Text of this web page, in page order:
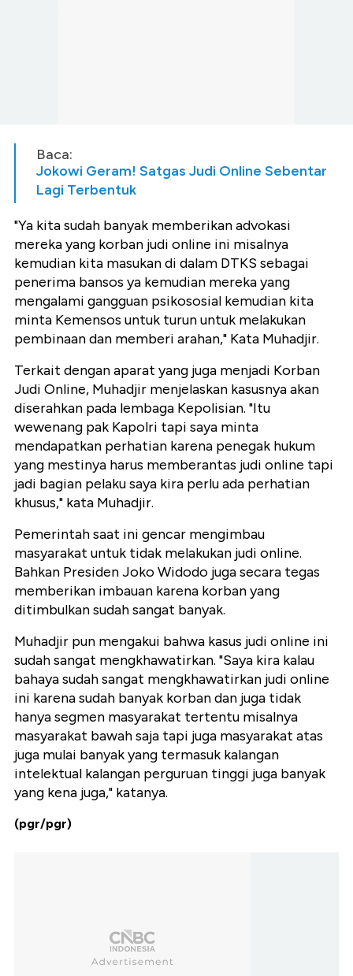
Baca:
Jokowi Geram! Satgas Judi Online Sebentar
Lagi Terbentuk
"Ya kita sudah banyak memberikan advokasi
mereka yang korban judi online ini misalnya
kemudian kita masukan di dalam DTKS sebagai
penerima bansos ya kemudian mereka yang
mengalami gangguan psikososial kemudian kita
minta Kemensos untuk turun untuk melakukan
pembinaan dan memberi arahan," Kata Muhadjir.
Terkait dengan aparat yang juga menjadi Korban
Judi Online, Muhadjir menjelaskan kasusnya akan
diserahkan pada lembaga Kepolisian. "Itu
wewenang pak Kapolri tapi saya minta
mendapatkan perhatian karena penegak hukum
yang mestinya harus memberantas judi online tapi
jadi bagian pelaku saya kira perlu ada perhatian
khusus," kata Muhadjir.
Pemerintah saat ini gencar mengimbau
masyarakat untuk tidak melakukan judi online.
Bahkan Presiden Joko Widodo juga secara tegas
memberikan imbauan karena korban yang
ditimbulkan sudah sangat banyak.
Muhadjir pun mengakui bahwa kasus judi online ini
sudah sangat mengkhawatirkan. "Saya kira kalau
bahaya sudah sangat mengkhawatirkan judi online
ini karena sudah banyak korban dan juga tidak
hanya segmen masyarakat tertentu misalnya
masyarakat bawah saja tapi juga masyarakat atas
juga mulai banyak yang termasuk kalangan
intelektual kalangan perguruan tinggi juga banyak
yang kena juga," katanya.
(pgr/pgr)